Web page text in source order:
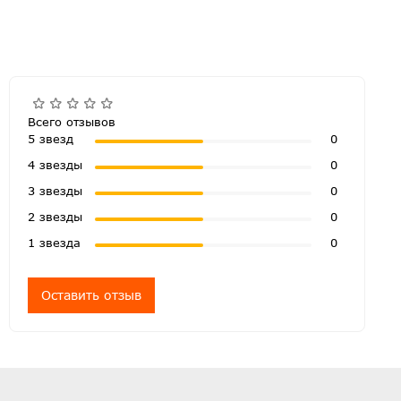
Всего отзывов
5 звезд
0
4 звезды
0
3 звезды
0
2 звезды
0
1 звезда
0
Оставить отзыв